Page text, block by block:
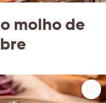
molho de